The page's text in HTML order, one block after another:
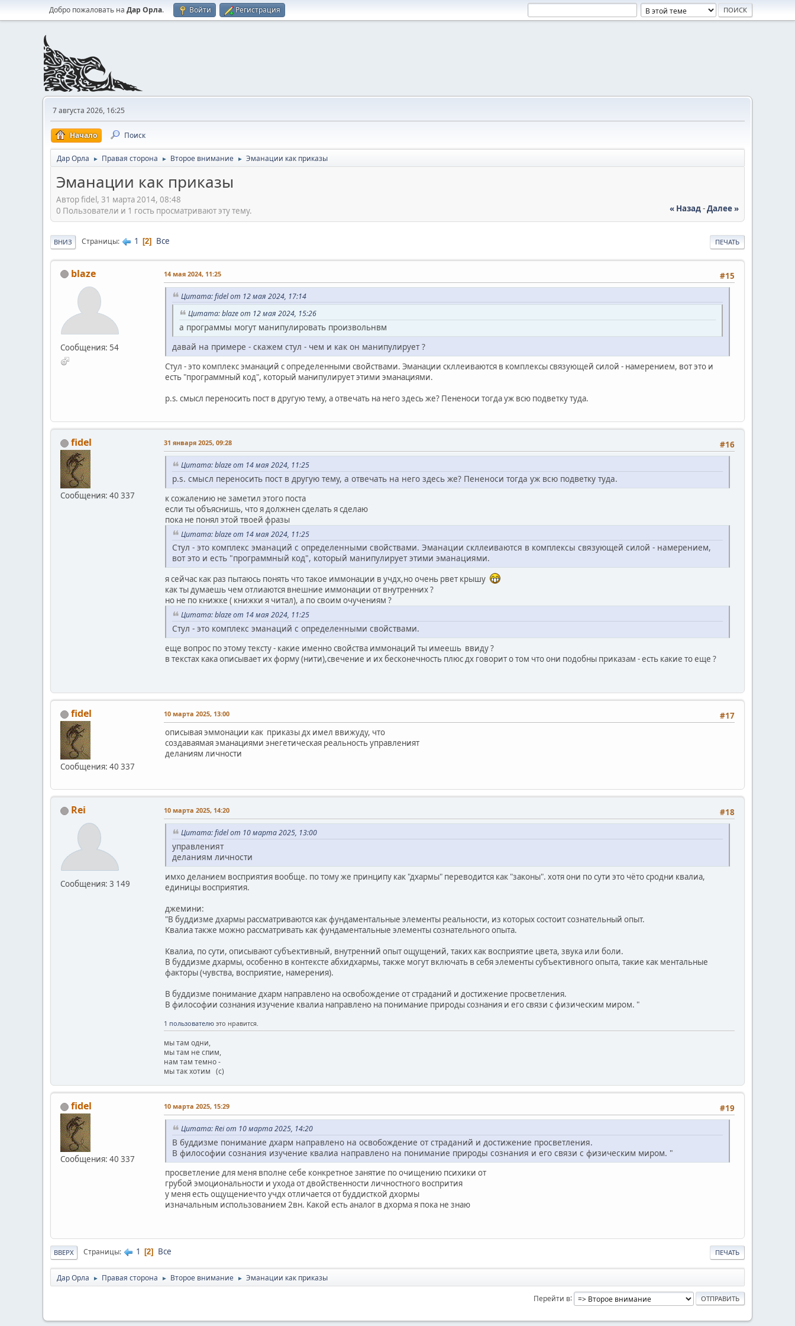
Добро пожаловать на Дар Орла. Войти Регистрация
7 августа 2026, 16:25
Начало Поиск
Дар Орла ► Правая сторона ► Второе внимание ► Эманации как приказы
Эманации как приказы
Автор fidel, 31 марта 2014, 08:48
« Назад-Далее »
0 Пользователи и 1 гость просматривают эту тему.
ПЕЧАТЬ
ВНИЗ Страницы 1 2 Все
blaze
Сообщения: 54
#15
14 мая 2024, 11:25
Цитата: fidel от 12 мая 2024, 17:14
Цитата: blaze от 12 мая 2024, 15:26
а программы могут манипулировать произвольнвм
давай на примере - скажем стул - чем и как он манипулирует ?
Стул - это комплекс эманаций с определенными свойствами. Эманации скллеиваются в комплексы связующей силой - намерением, вот это и
есть "программный код", который манипулирует этими эманациями.
p.s. смысл переносить пост в другую тему, а отвечать на него здесь же? Пененоси тогда уж всю подветку туда.
fidel
Сообщения: 40 337
#16
31 января 2025, 09:28
Цитата: blaze от 14 мая 2024, 11:25
p.s. смысл переносить пост в другую тему, а отвечать на него здесь же? Пененоси тогда уж всю подветку туда.
к сожалению не заметил этого поста
если ты объяснишь, что я должнен сделать я сделаю
пока не понял этой твоей фразы
Цитата: blaze от 14 мая 2024, 11:25
Стул - это комплекс эманаций с определенными свойствами. Эманации скллеиваются в комплексы связующей силой - намерением,
вот это и есть "программный код", который манипулирует этими эманациями.
я сейчас как раз пытаюсь понять что такое иммонации в учдх,но очень рвет крышу
как ты думаешь чем отлиаются внешние иммонации от внутренних ?
но не по книжке ( книжки я читал), а по своим очучениям ?
Цитата: blaze от 14 мая 2024, 11:25
Стул - это комплекс эманаций с определенными свойствами.
еще вопрос по этому тексту - какие именно свойства иммонаций ты имеешь ввиду ?
в текстах кака описывает их форму (нити),свечение и их бесконечность плюс дх говорит о том что они подобны приказам - есть какие то еще ?
fidel
Сообщения: 40 337
#17
10 марта 2025, 13:00
описывая эммонации как приказы дх имел ввижуду, что
создаваямая эманациями энегетическая реальность управленият
деланиям личности
Rei
Сообщения: 3 149
#18
10 марта 2025, 14:20
Цитата: fidel от 10 марта 2025, 13:00
управленият
деланиям личности
имхо деланием восприятия вообще. по тому же принципу как "дхармы" переводится как "законы". хотя они по сути это чёто сродни квалиа,
единицы восприятия.
джемини:
"В буддизме дхармы рассматриваются как фундаментальные элементы реальности, из которых состоит сознательный опыт.
Квалиа также можно рассматривать как фундаментальные элементы сознательного опыта.
Квалиа, по сути, описывают субъективный, внутренний опыт ощущений, таких как восприятие цвета, звука или боли.
В буддизме дхармы, особенно в контексте абхидхармы, также могут включать в себя элементы субъективного опыта, такие как ментальные
факторы (чувства, восприятие, намерения).
В буддизме понимание дхарм направлено на освобождение от страданий и достижение просветления.
В философии сознания изучение квалиа направлено на понимание природы сознания и его связи с физическим миром. "
1 пользователю это нравится.
мы там одни,
мы там не спим,
нам там темно -
мы так хотим (с)
fidel
Сообщения: 40 337
#19
10 марта 2025, 15:29
Цитата: Rei от 10 марта 2025, 14:20
В буддизме понимание дхарм направлено на освобождение от страданий и достижение просветления.
В философии сознания изучение квалиа направлено на понимание природы сознания и его связи с физическим миром. "
просветление для меня вполне себе конкретное занятие по очищению психики от
грубой эмоциональности и ухода от двойственности личностного воспрития
у меня есть ощущениечто учдх отличается от буддисткой дхормы
изначальным использованием 2вн. Какой есть аналог в дхорма я пока не знаю
ПЕЧАТЬ
ВВЕРХ Страницы 1 2 Все
Дар Орла ► Правая сторона ► Второе внимание ► Эманации как приказы
Перейти в